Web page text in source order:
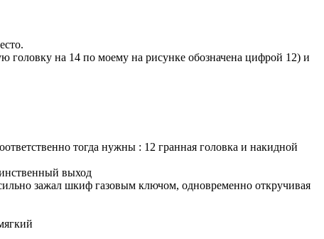
головку на 14 по моему на рисунке обозначена цифрой 12) и
тогда нужны : 12 гранная головка и накидной
выход
зажал шкиф газовым ключом, одновременно откручивая